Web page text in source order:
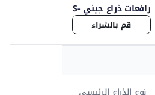
رافعات ذراع جيني S-
45 قم بالشراء